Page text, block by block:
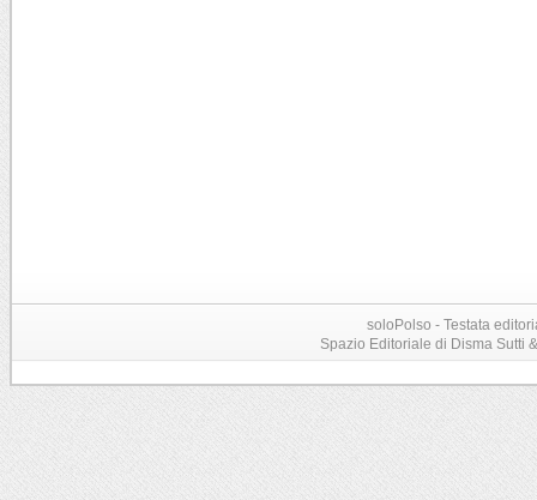
soloPolso - Testata
Spazio Editoriale di Disma Sutti